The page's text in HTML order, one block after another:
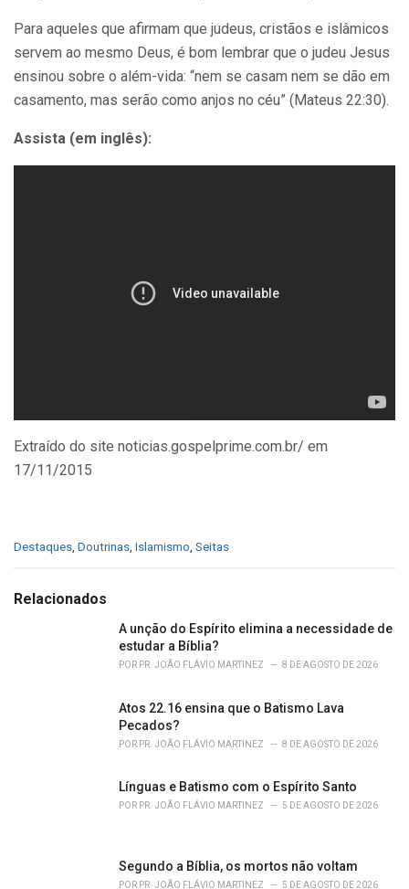
Para aqueles que afirmam que judeus, cristãos e islâmicos
servem ao mesmo Deus, é bom lembrar que o judeu Jesus
ensinou sobre o além-vida: “nem se casam nem se dão em
casamento, mas serão como anjos no céu” (Mateus 22:30).
Assista (em inglês):
Extraído do site noticias.gospelprime.com.br/ em
17/11/2015
C
e
Destaques Doutrinas Islamismo Seitas
Relacionados
A unção do Espírito elimina a necessidade de
estudar a Bíblia?
POR PR. JOÃO FLÁVIO MARTINEZ 8 DE AGOSTO DE 2026
Atos 22.16 ensina que o Batismo Lava
Pecados?
POR PR. JOÃO FLÁVIO MARTINEZ 8 DE AGOSTO DE 2026
Línguas e Batismo com o Espírito Santo
POR PR. JOÃO FLÁVIO MARTINEZ 5 DE AGOSTO DE 2026
Segundo a Bíblia, os mortos não voltam
POR PR. JOÃO FLÁVIO MARTINEZ 5 DE AGOSTO DE 2026